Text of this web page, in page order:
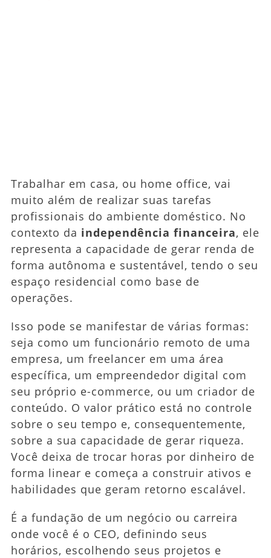
Trabalhar em casa, ou home office, vai
muito além de realizar suas tarefas
profissionais do ambiente doméstico. No
contexto da independência financeira, ele
representa a capacidade de gerar renda de
forma autônoma e sustentável, tendo o seu
espaço residencial como base de
operações.
Isso pode se manifestar de várias formas:
seja como um funcionário remoto de uma
empresa, um freelancer em uma área
específica, um empreendedor digital com
seu próprio e-commerce, ou um criador de
conteúdo. O valor prático está no controle
sobre o seu tempo e, consequentemente,
sobre a sua capacidade de gerar riqueza.
Você deixa de trocar horas por dinheiro de
forma linear e começa a construir ativos e
habilidades que geram retorno escalável.
É a fundação de um negócio ou carreira
onde você é o CEO, definindo seus
horários, escolhendo seus projetos e